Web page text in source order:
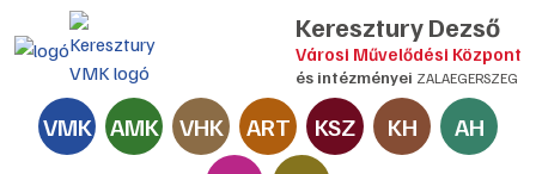
Keresztury Dezső
Városi Művelődési Központ
és intézményei ZALAEGERSZEG
VMK AMK VHK ART KSZ KH
AH